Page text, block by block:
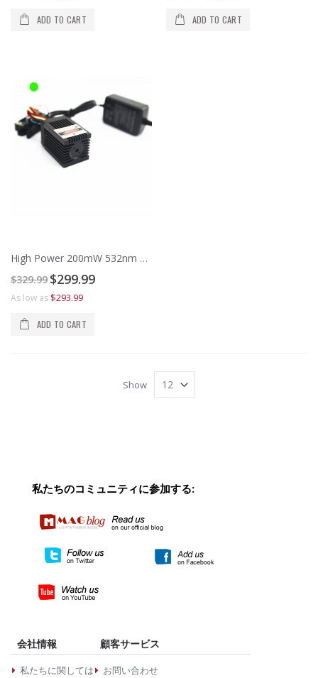
ADD TO CART ADD TO CART
High Power 200mW 532nm Green Laser Diode Module
$329.99 Special
Price
$299.99
As low as $293.99
ADD TO CART
Show
私たちのコミュニティに参加する:
会社情報
私たちに関しては
顧客サービス
お問い合わせ